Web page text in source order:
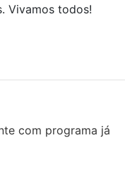
Vivamos todos!
com programa já